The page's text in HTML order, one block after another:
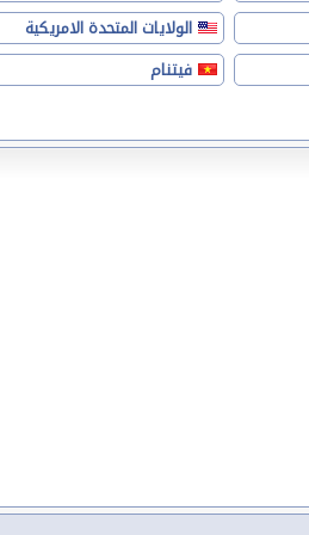
الولايات المتحدة الامريكية
فيتنام